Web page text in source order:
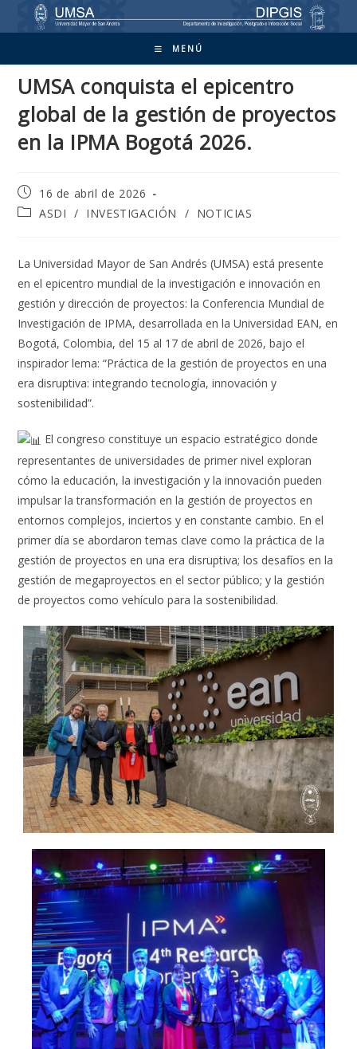
al
MENÚ
UMSA conquista el epicentro
global de la gestión de proyectos
en la IPMA Bogotá 2026.
Publicación
de
la
16 de abril de 2026
Categoría
entrada:
ASDI / INVESTIGACIÓN / NOTICIAS
La Universidad Mayor de San Andrés (UMSA) está presente
en el epicentro mundial de la investigación e innovación en
gestión y dirección de proyectos: la Conferencia Mundial de
Investigación de IPMA, desarrollada en la Universidad EAN, en
Bogotá, Colombia, del 15 al 17 de abril de 2026, bajo el
inspirador lema: “Práctica de la gestión de proyectos en una
era disruptiva: integrando tecnología, innovación y
sostenibilidad”.
El congreso constituye un espacio estratégico donde
representantes de universidades de primer nivel exploran
cómo la educación, la investigación y la innovación pueden
impulsar la transformación en la gestión de proyectos en
entornos complejos, inciertos y en constante cambio. En el
primer día se abordaron temas clave como la práctica de la
gestión de proyectos en una era disruptiva; los desafíos en la
gestión de megaproyectos en el sector público; y la gestión
de proyectos como vehículo para la sostenibilidad.